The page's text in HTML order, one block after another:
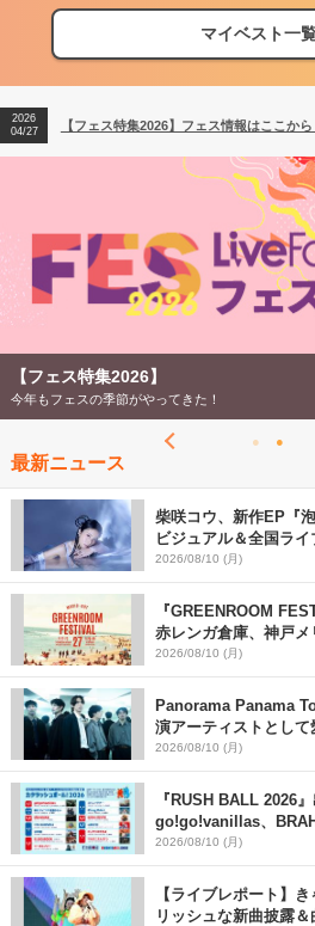
マイベスト一
【フェス特集2026】フェス情報はここから
【ライブ動員ランキング】2026年上半期
2026
04/27
【フェス特集2026】フェス情報はここから
2026
【ライブ動員ランキング】2026年上半期編
【フェス特集2026】
今年もフェスの季節がやってきた！
最新ニュース
柴咲コウ、新作EP『
ビジュアル＆全国ラ
一部解禁【コメントあ
2026/08/10 (月)
『GREENROOM
赤レンガ倉庫、神戸
2026/08/10 (月)
Panorama Panama
演アーティストとし
スらを発表 「
2026/08/10 (月)
『RUSH BALL 2026
go!go!vanillas、
場、他出演アーティ
2026/08/10 (月)
【ライブレポート】
リッシュな新曲披露